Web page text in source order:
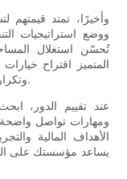
وأخيرًا، تمتد قيمتهم
ووضع استراتيجيات
تُحسّن استغلال
المتميز اقتراح
وتكرار الزيارات دون المساس بالسلامة أو رضا الزوار.
عند تقييم الدور،
ومهارات تواصل
الأهداف المالية
يساعد مؤسستك على